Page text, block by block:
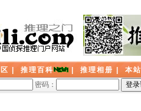
推理百科 推理相册
本
密码：